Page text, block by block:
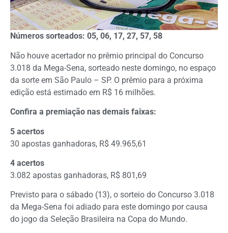
Números sorteados: 05, 06, 17, 27, 57, 58
Não houve acertador no prêmio principal do Concurso
3.018 da Mega-Sena, sorteado neste domingo, no espaço
da sorte em São Paulo – SP. O prêmio para a próxima
edição está estimado em R$ 16 milhões.
Confira a premiação nas demais faixas:
5 acertos
30 apostas ganhadoras, R$ 49.965,61
4 acertos
3.082 apostas ganhadoras, R$ 801,69
Previsto para o sábado (13), o sorteio do Concurso 3.018
da Mega-Sena foi adiado para este domingo por causa
do jogo da Seleção Brasileira na Copa do Mundo.